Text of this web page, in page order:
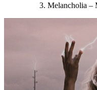
3. Melancholia –